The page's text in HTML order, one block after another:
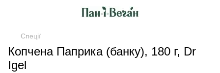
Спеції
Копчена Паприка (банку), 180 г, Dr
Igel